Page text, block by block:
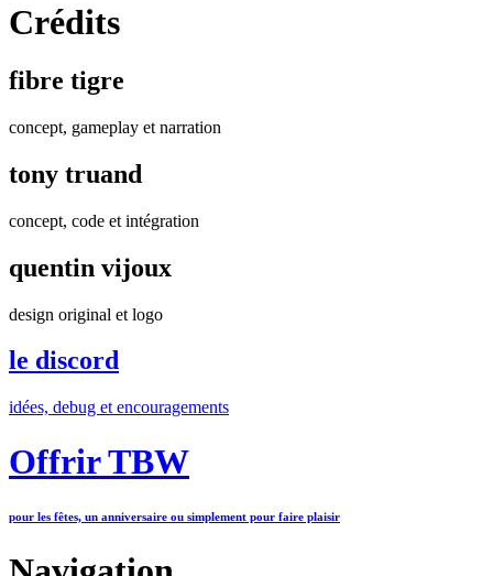
Crédits
fibre tigre
concept, gameplay et narration
tony truand
concept, code et intégration
quentin vijoux
design original et logo
le discord
idées, debug et encouragements
Offrir TBW
pour les fêtes, un anniversaire ou simplement pour faire plaisir